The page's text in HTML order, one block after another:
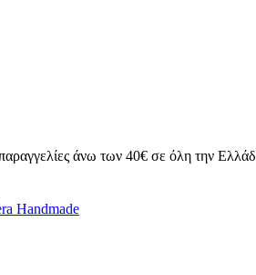
άνω των 40€ σε όλη την